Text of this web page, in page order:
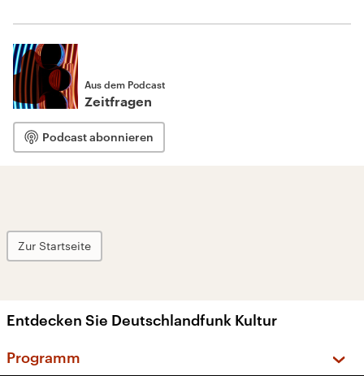
Aus dem Podcast
Zeitfragen
Podcast abonnieren
Zur Startseite
Entdecken Sie Deutschlandfunk Kultur
Programm